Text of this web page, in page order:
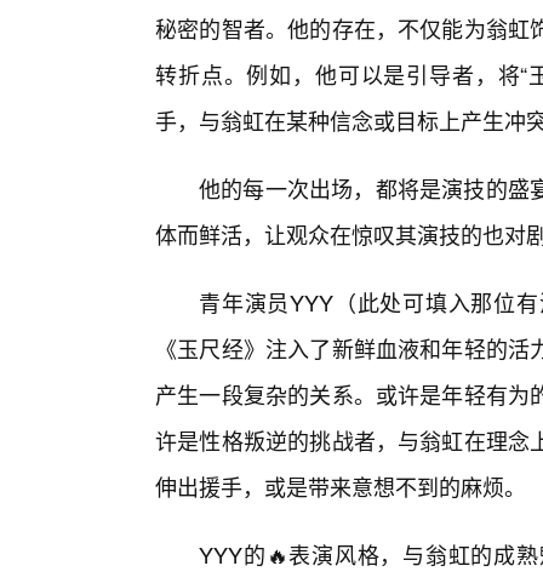
秘密的智者。他的存在，不仅能为翁
转折点。例如，他可以是引导者，将
手，与翁虹在某种信念或目标上产生冲
他的每一次出场，都将是演技的盛
体而鲜活，让观众在惊叹其演技的也对
青年演员YYY（此处可填入那位
《玉尺经》注入了新鲜血液和年轻的
产生一段复杂的关系。或许是年轻有
许是性格叛逆的挑战者，与翁虹在理
伸出援手，或是带来意想不到的麻烦。
YYY的🔥表演风格，与翁虹的成